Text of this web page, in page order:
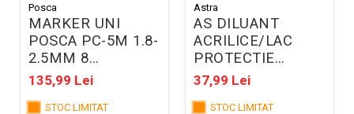
Posca
MARKER UNI
POSCA PC-5M 1.8-
2.5MM 8
CULORI/SET
M1486
135,99 Lei
STOC LIMITAT
Astra
AS DILUANT
ACRILICE/LAC
PROTECTIE
150ML ASTRA
83000900
37,99 Lei
STOC LIMITAT